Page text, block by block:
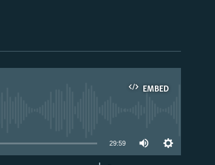
EMBED
29:59